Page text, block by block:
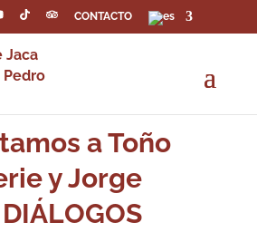
CONTACTO
a Toño
y Jorge